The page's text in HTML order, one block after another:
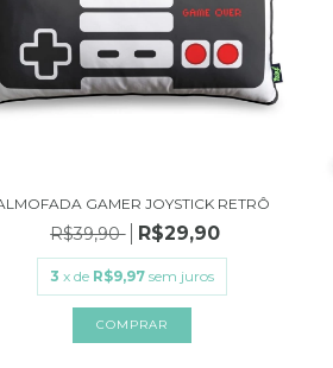
GAMER JOYSTICK RETRÔ
R$39,90 R$29,90
3 x de R$9,97 sem juros